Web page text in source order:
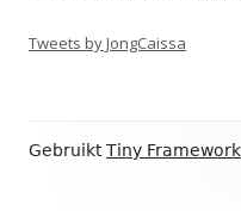
Tweets by JongCaissa
Footer
GebruiktTiny Framework